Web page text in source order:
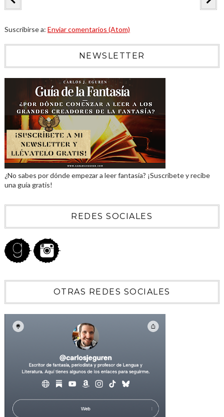
Suscribirse a: Enviar comentarios (Atom)
NEWSLETTER
¿No sabes por dónde empezar a leer fantasía? ¡Suscríbete y recibe
una guía gratis!
REDES SOCIALES
OTRAS REDES SOCIALES